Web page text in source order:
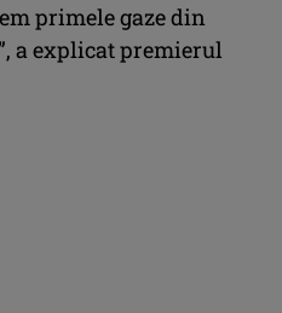
primele gaze din
a explicat premierul